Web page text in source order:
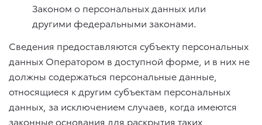
Законом о персональных данных или
другими федеральными законами.
Сведения предоставляются субъекту персональных
данных Оператором в доступной форме, и в них не
должны содержаться персональные данные,
относящиеся к другим субъектам персональных
данных, за исключением случаев, когда имеются
законные основания для раскрытия таких